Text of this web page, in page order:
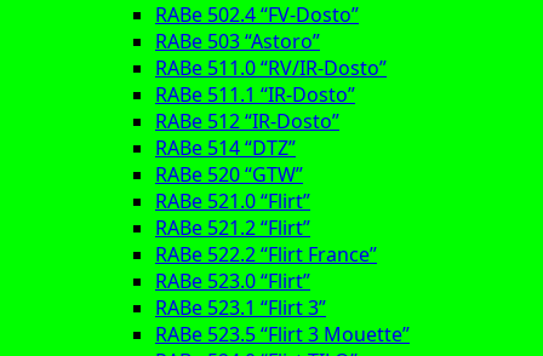
RABe 502.4 “FV-Dosto”
RABe 503 “Astoro”
RABe 511.0 “RV/IR-Dosto”
RABe 511.1 “IR-Dosto”
RABe 512 “IR-Dosto”
RABe 514 “DTZ”
RABe 520 “GTW”
RABe 521.0 “Flirt”
RABe 521.2 “Flirt”
RABe 522.2 “Flirt France”
RABe 523.0 “Flirt”
RABe 523.1 “Flirt 3”
RABe 523.5 “Flirt 3 Mouette”